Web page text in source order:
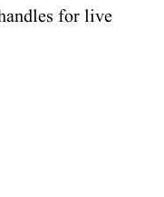
for live